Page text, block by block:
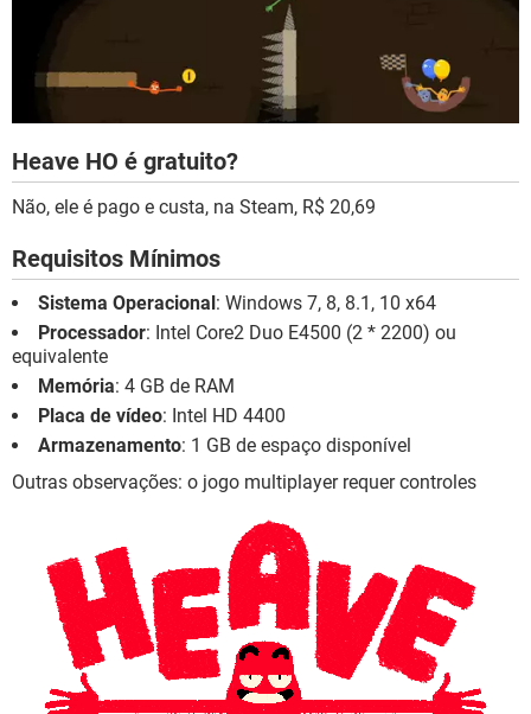
Heave HO é gratuito?
Não, ele é pago e custa, na Steam, R$ 20,69
Requisitos Mínimos
Sistema Operacional : Windows 7, 8, 8.1, 10 x64
Processador: Intel Core2 Duo E4500 (2 * 2200) ou
equivalente
Memória: 4 GB de RAM
Placa de vídeo: Intel HD 4400
Armazenamento: 1 GB de espaço disponível
Outras observações: o jogo multiplayer requer controles